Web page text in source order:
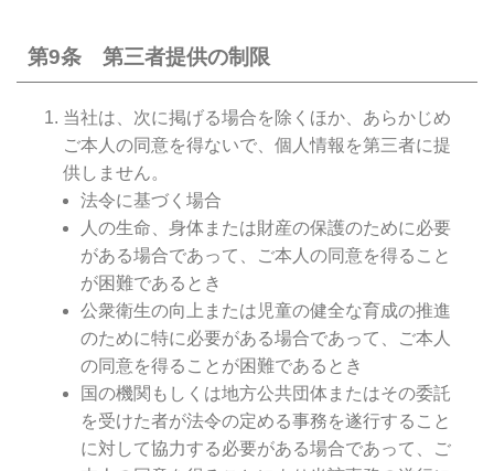
第9条 第三者提供の制限
当社は、次に掲げる場合を除くほか、あらかじめ
ご本人の同意を得ないで、個人情報を第三者に提
供しません。
法令に基づく場合
人の生命、身体または財産の保護のために必要
がある場合であって、ご本人の同意を得ること
が困難であるとき
公衆衛生の向上または児童の健全な育成の推進
のために特に必要がある場合であって、ご本人
の同意を得ることが困難であるとき
国の機関もしくは地方公共団体またはその委託
を受けた者が法令の定める事務を遂行すること
に対して協力する必要がある場合であって、ご